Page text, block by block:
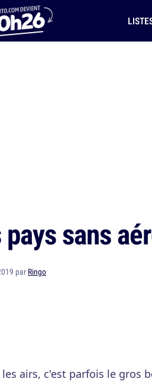
pays sans
par Ringo
airs, c'est parfois le gros